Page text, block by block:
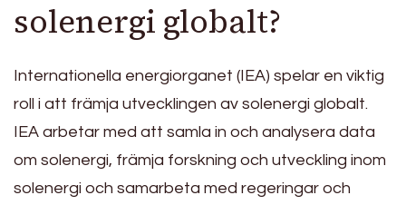
solenergi globalt?
Internationella energiorganet (IEA) spelar en viktig
roll i att främja utvecklingen av solenergi globalt.
IEA arbetar med att samla in och analysera data
om solenergi, främja forskning och utveckling inom
solenergi och samarbeta med regeringar och